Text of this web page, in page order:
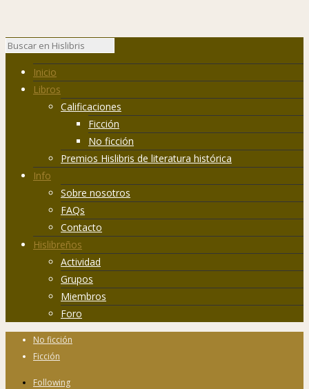
Inicio
Libros
Calificaciones
Ficción
No ficción
Premios Hislibris de literatura histórica
Info
Sobre nosotros
FAQs
Contacto
Hislibreños
Actividad
Grupos
Miembros
Foro
No ficción
Ficción
Following